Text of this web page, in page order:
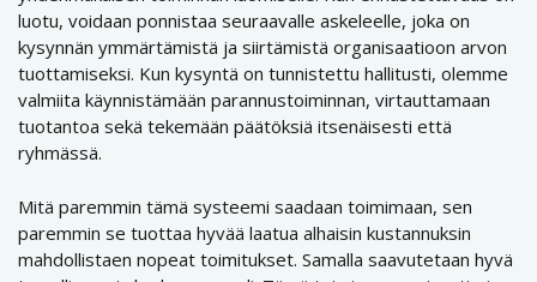
luotu, voidaan ponnistaa seuraavalle askeleelle, joka on
kysynnän ymmärtämistä ja siirtämistä organisaatioon arvon
tuottamiseksi. Kun kysyntä on tunnistettu hallitusti, olemme
valmiita käynnistämään parannustoiminnan, virtauttamaan
tuotantoa sekä tekemään päätöksiä itsenäisesti että
ryhmässä.
Mitä paremmin tämä systeemi saadaan toimimaan, sen
paremmin se tuottaa hyvää laatua alhaisin kustannuksin
mahdollistaen nopeat toimitukset. Samalla saavutetaan hyvä